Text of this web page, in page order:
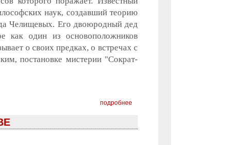
наук, создавший теорию
Челищевых. Его двоюродный дед
как один из основоположников
о своих предках, о встречах с
постановке мистерии "Сократ-
подробнее